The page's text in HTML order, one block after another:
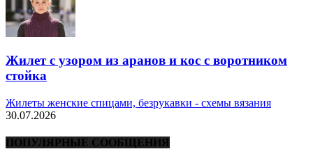
Жилет с узором из аранов и кос с воротником
стойка
Жилеты женские спицами, безрукавки - схемы вязания
30.07.2026
ПОПУЛЯРНЫЕ СООБЩЕНИЯ